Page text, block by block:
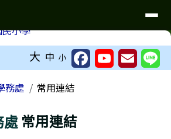
大 中 小
務處 常用連結
處 常用連結